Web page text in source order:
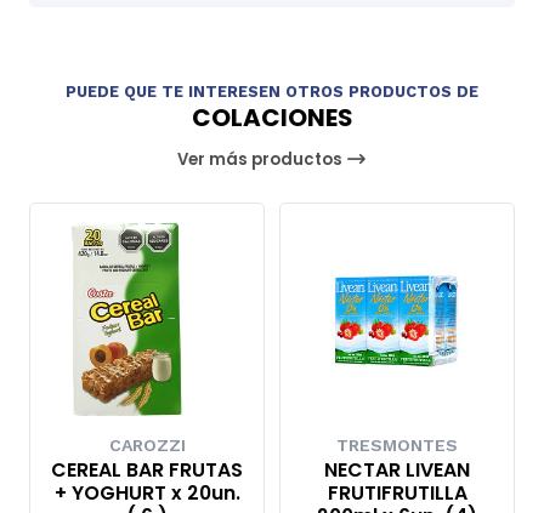
PUEDE QUE TE INTERESEN OTROS PRODUCTOS DE
COLACIONES
Ver más productos
CAROZZI
CEREAL BAR FRUTAS
+ YOGHURT x 20un.
TRESMONTES
NECTAR LIVEAN
FRUTIFRUTILLA